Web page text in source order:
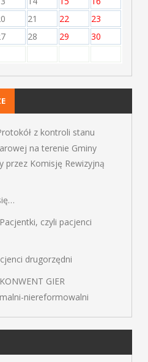
21 22
23
28 29
30
z kontroli stanu
na terenie Gminy
przez Komisję Rewizyjną
Pacjentki, czyli pacjenci
drugorzędni
GIER
niereformowalni